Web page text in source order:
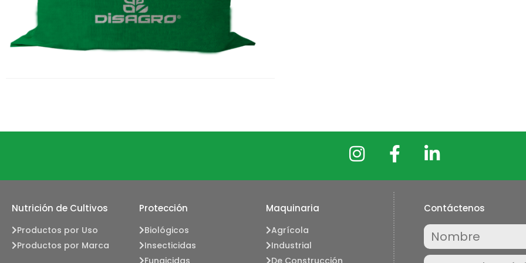
Nutrición de Cultivos
Productos por Uso
Productos por Marca
Protección
Biológicos
Insecticidas
Maquinaria
Agrícola
Industrial
Contáctenos
Nombre
(Required)
Correo